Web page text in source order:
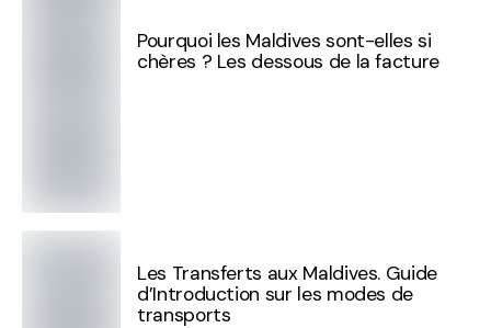
Pourquoi les Maldives sont-elles si
chères ? Les dessous de la facture
Les Transferts aux Maldives. Guide
d’Introduction sur les modes de
transports